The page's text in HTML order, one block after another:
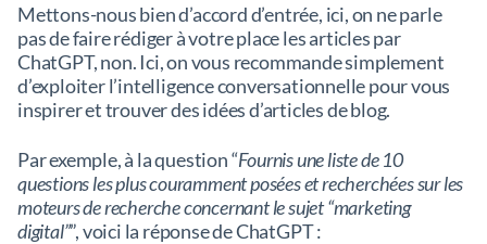
Mettons-nous bien d’accord d’entrée, ici, on ne parle
pas de faire rédiger à votre place les articles par
ChatGPT, non. Ici, on vous recommande simplement
d’exploiter l’intelligence conversationnelle pour vous
inspirer et trouver des idées d’articles de blog.
Par exemple, à la question “Fournis une liste de 10
questions les plus couramment posées et recherchées sur les
moteurs de recherche concernant le sujet “marketing
digital””, voici la réponse de ChatGPT :